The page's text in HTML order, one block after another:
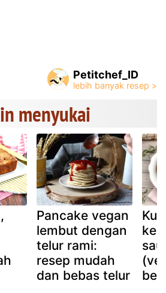
Petitchef_ID
menyukai
Pancake vegan
lembut dengan
telur rami:
resep mudah
dan bebas telur